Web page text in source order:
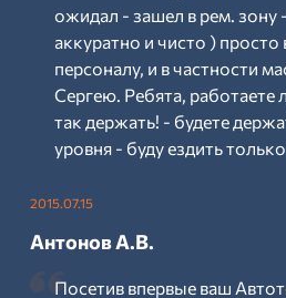
ожидал - зашел в рем. зону
аккуратно и чисто )
персоналу, и в частности
Сергею. Ребята,
так держать! - будете
уровня - буду ездить
2015.07.15
Антонов А.В.
Посетив впервые ваш